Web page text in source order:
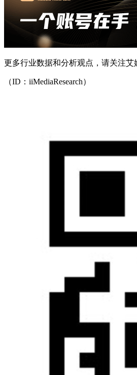
更多行业数据和分析观点，请关注艾
（ID：iiMediaResearch）